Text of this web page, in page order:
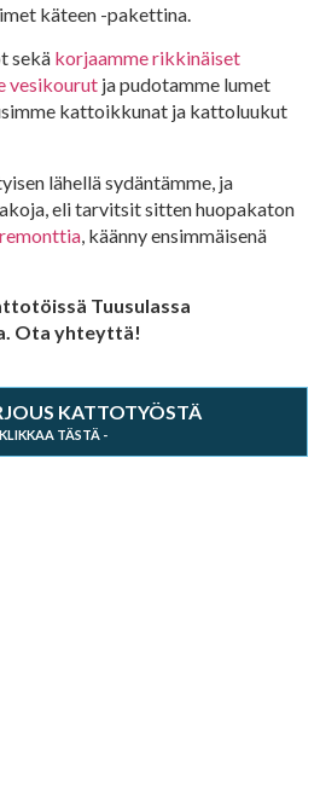
käteen -pakettina.
sekä korjaamme rikkinäiset
vesikourut ja pudotamme lumet
kattoikkunat ja kattoluukut
lähellä sydäntämme, ja
eli tarvitsit sitten huopakaton
, käänny ensimmäisenä
Tuusulassa
Ota yhteyttä!
KATTOTYÖSTÄ